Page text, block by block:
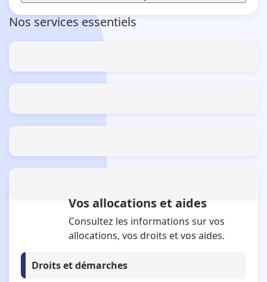
Nos services essentiels
Le guide des simulateurs
Comme demandeur d'emploi
du 28/07/2026 au 15/08/2026
Se connecter à mon espace personnel
Tous mes services en ligne
Vos allocations et aides
Consultez les informations sur vos
allocations, vos droits et vos aides.
Droits et démarches